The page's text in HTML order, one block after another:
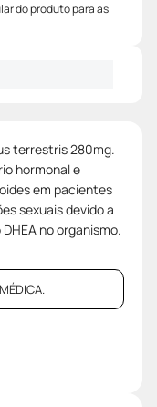
do produto para as
terrestris 280mg.
hormonal e
em pacientes
sexuais devido a
no organismo.